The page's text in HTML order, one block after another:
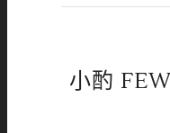
小酌